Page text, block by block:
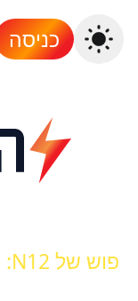
כניסה
פוש של N12: